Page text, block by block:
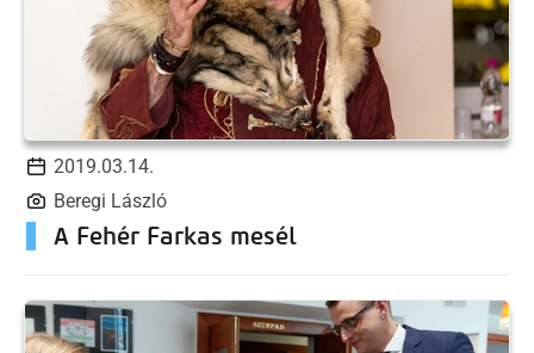
2019.03.14.
Beregi László
A Fehér Farkas mesél